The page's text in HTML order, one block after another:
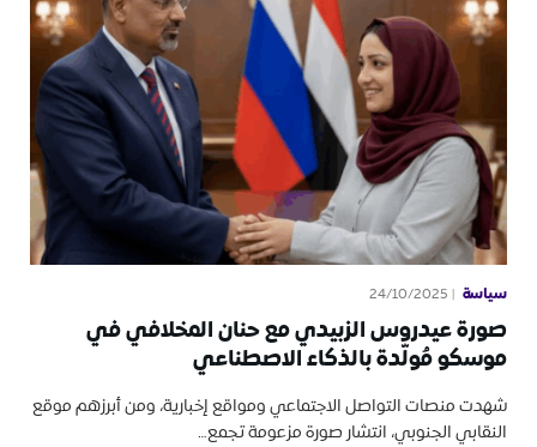
سياسة 24/10/2025
صورة عيدروس الزبيدي مع حنان المخلافي في
موسكو مُولّدة بالذكاء الاصطناعي
شهدت منصات التواصل الاجتماعي ومواقع إخبارية، ومن أبرزهم موقع
النقابي الجنوبي، انتشار صورة مزعومة تجمع…